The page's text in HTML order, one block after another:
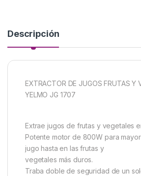
Descripción
EXTRACTOR DE JUGOS FRUTAS Y
YELMO JG 1707
Extrae jugos de frutas y vegetales
Potente motor de 800W para
jugo hasta en las frutas y
vegetales más duros.
Traba doble de seguridad de un